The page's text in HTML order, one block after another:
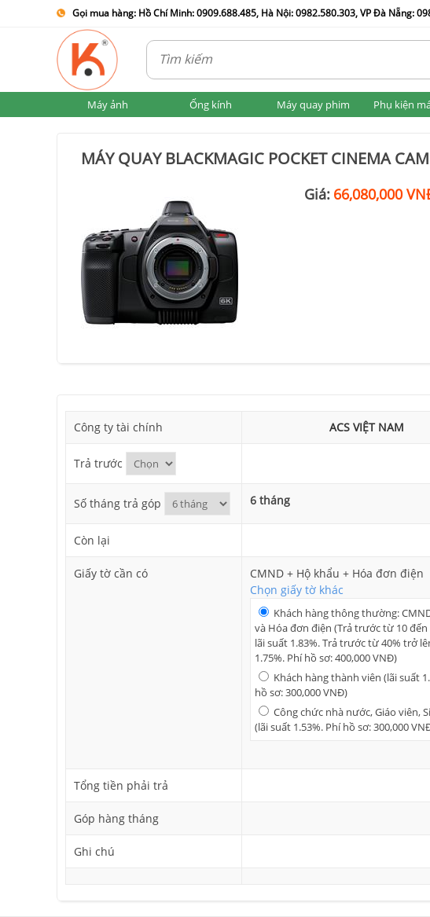
Gọi mua hàng: Hồ Chí Minh: 0909.688.485, Hà Nội: 0982.580.303, VP Đà Nẵng:
Máy ảnh Ống kính Máy quay phim Phụ kiện
MÁY QUAY BLACKMAGIC POCKET CINEMA
Giá: 66,080,000
Công ty tài chính ACS VIỆT NAM
Trả trước
Số tháng trả góp 6 tháng
Còn lại
Giấy tờ cần có
CMND + Hộ khẩu + Hóa đơn điện
Chọn giấy tờ khác
Khách hàng thông thường:
và Hóa đơn điện (Trả trước từ 10 đến
lãi suất 1.83%. Trả trước từ 40% trở
1.75%. Phí hồ sơ: 400,000 VNĐ)
Khách hàng thành viên (lãi suất
hồ sơ: 300,000 VNĐ)
Công chức nhà nước, Giáo viên,
(lãi suất 1.53%. Phí hồ sơ: 300,000
Tổng tiền phải trả
Góp hàng tháng
Ghi chú